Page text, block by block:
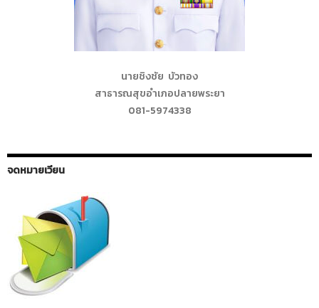
นายชิงชัย บัวทอง
สาธารณสุขอำเภอปลายพระยา
081-5974338
จดหมายเวียน